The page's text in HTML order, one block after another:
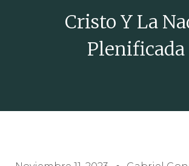
Cristo Y La
Plenificada